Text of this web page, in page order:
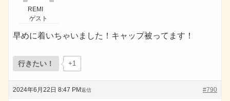
REMI
ゲスト
早めに着いちゃいました！キャップ被ってます！
行きたい！ +1
2024年6月22日 8:47 PM #790
返信